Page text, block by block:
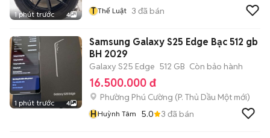
1 phút trước 4
T Thế Luật 3 đã bán
1 phút trước 4
Samsung Galaxy S25 Edge Bạc 512 gb
BH 2029
Galaxy S25 Edge 512 GB Còn bảo hành
16.500.000 đ
Phường Phú Cường (P. Thủ Dầu Một mới)
HHuỳnh Tâm 5.0 3 đã bán